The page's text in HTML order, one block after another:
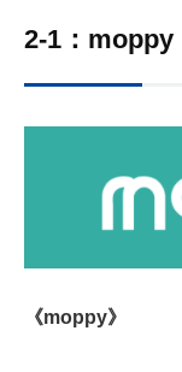
2-1：moppy
《moppy》